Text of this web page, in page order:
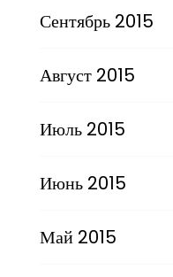
Сентябрь 2015
Август 2015
Июль 2015
Июнь 2015
Май 2015